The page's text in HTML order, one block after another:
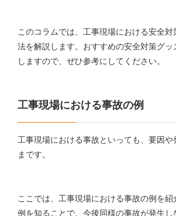
このコラムでは、工事現場における安全
法を解説します。おすすめの安全対策グッ
しますので、ぜひ参考にしてください。
工事現場における事故の例
工事現場における事故といっても、要因
まです。
ここでは、工事現場における事故の例を
例を知ることで、今後同様の事故が発生